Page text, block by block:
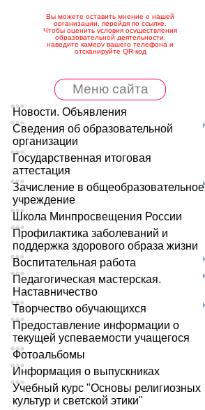
Вы можете оставить мнение о нашей
организации, перейдя по ссылке.
Чтобы оценить условия осуществления
образовательной деятельности,
наведите камеру вашего телефона и
отсканируйте QR-код
Меню сайта
Новости. Объявления
Сведения об образовательной
организации
Государственная итоговая
аттестация
Зачисление в общеобразовательное
учреждение
Школа Минпросвещения России
Профилактика заболеваний и
поддержка здорового образа жизни
Воспитательная работа
Педагогическая мастерская.
Наставничество
Творчество обучающихся
Предоставление информации о
текущей успеваемости учащегося
Фотоальбомы
Информация о выпускниках
Учебный курс "Основы религиозных
культур и светской этики"